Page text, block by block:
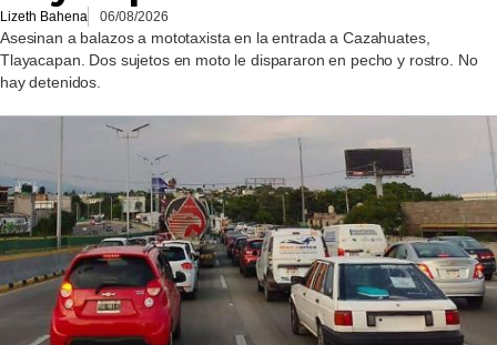
Lizeth Bahena 06/08/2026
Asesinan a balazos a mototaxista en la entrada a Cazahuates,
Tlayacapan. Dos sujetos en moto le dispararon en pecho y rostro. No
hay detenidos.